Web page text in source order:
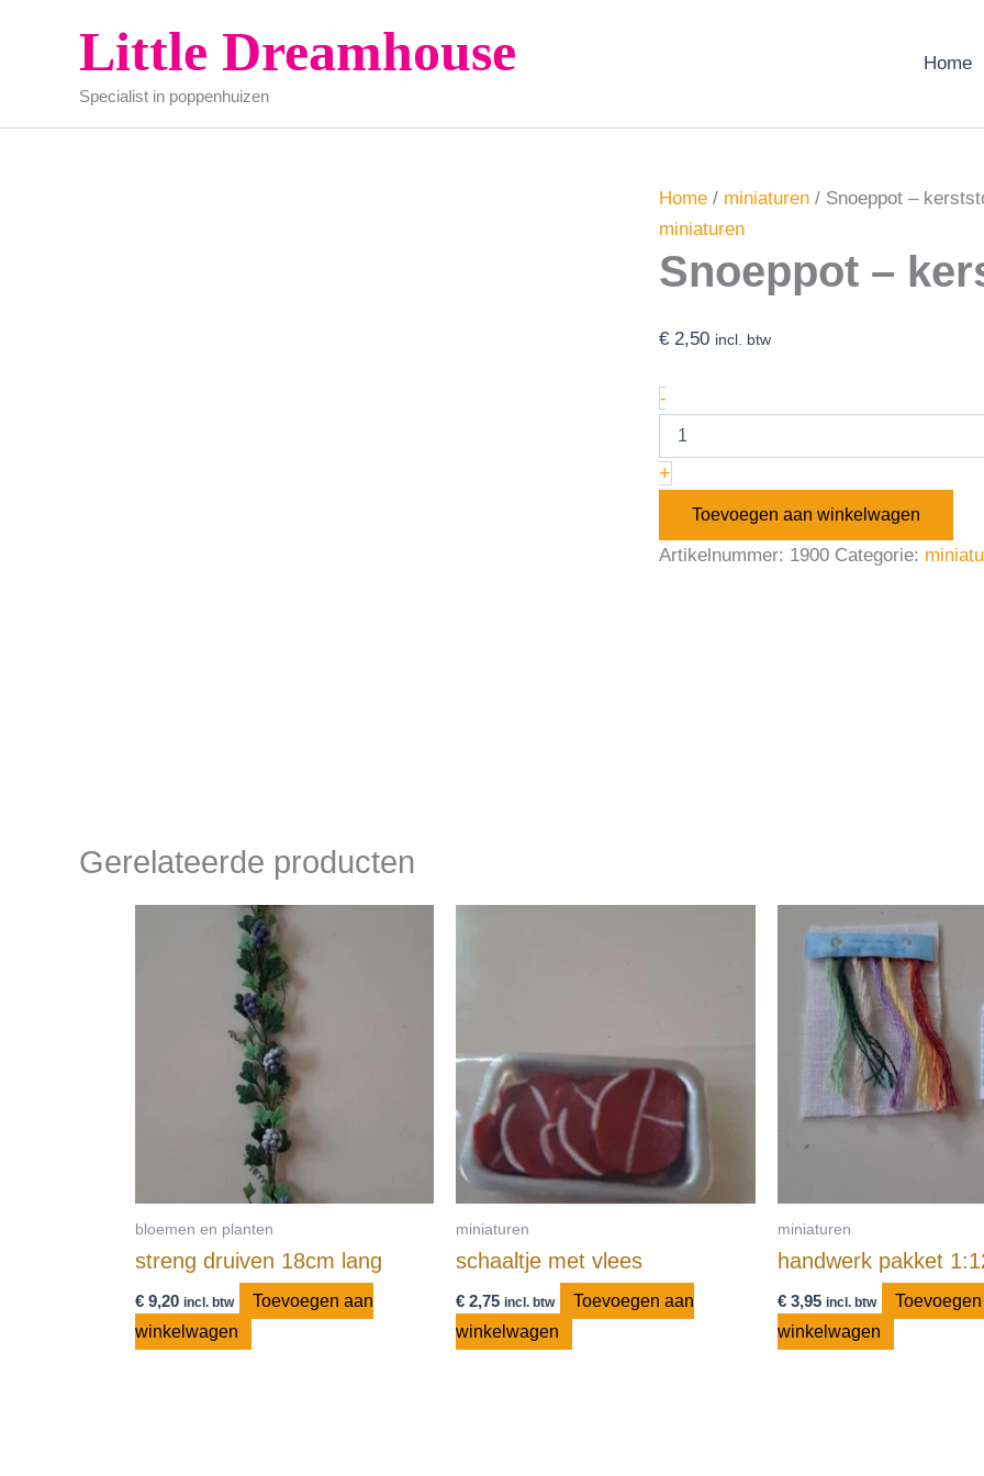
Little Dreamhouse
Specialist in poppenhuizen
Home
Home / miniaturen / Snoeppot –
miniaturen
Snoeppot –
€ 2,50 incl. btw
-
+
Toevoegen aan winkelwagen
Artikelnummer: 1900 Categorie:
Gerelateerde producten
bloemen en planten
streng druiven 18cm lang
€ 9,20 incl. btw
Toevoegen aan
winkelwagen
miniaturen
schaaltje met vlees
€ 2,75 incl. btw
Toevoegen aan
winkelwagen
miniaturen
handwerk pakket
€3,95 incl. btw
winkelwagen